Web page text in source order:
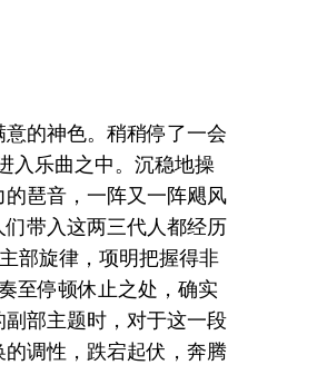
的神色。稍稍停了一会
入乐曲之中。沉稳地操
琶音，一阵又一阵飓风
带入这两三代人都经历
部旋律，项明把握得非
至停顿休止之处，确实
部主题时，对于这一段
调性，跌宕起伏，奔腾